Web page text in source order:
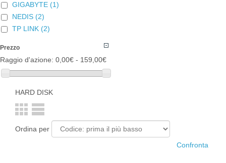
GIGABYTE (1)
NEDIS (2)
TP LINK (2)
Prezzo
Raggio d'azione: 0,00€ - 159,00€
HARD DISK
Ordina per